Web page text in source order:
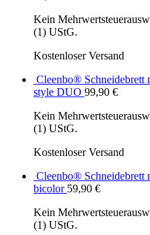
Kein
(1) UStG.
Kostenloser Versand
Cleenbo® Schneidebrett
style DUO 99,90 €
Kein
(1) UStG.
Kostenloser Versand
Cleenbo® Schneidebrett
bicolor 59,90 €
Kein
(1) UStG.